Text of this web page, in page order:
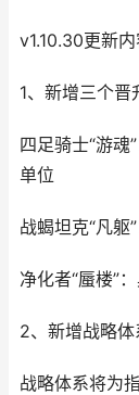
v1.10.30更新内
1、新增三个晋
四足骑士“游魂
单位
战蝎坦克“凡躯
净化者“蜃楼”
2、新增战略体
战略体系将为